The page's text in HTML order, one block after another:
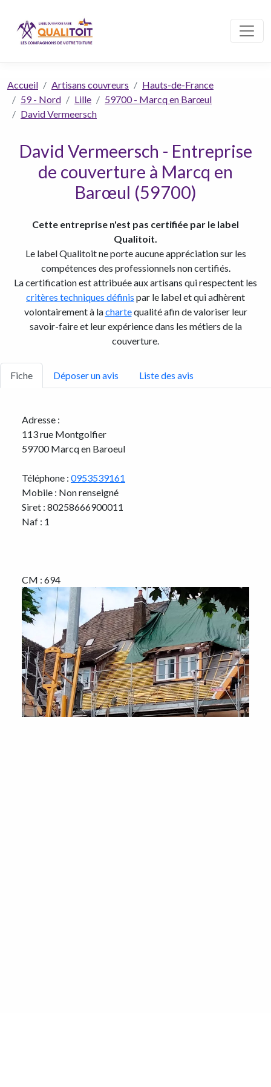
Accueil Artisans couvreurs
Hauts-de-France
59 - Nord
Lille
59700 - Marcq en Barœul
David Vermeersch
David Vermeersch - Entreprise
de couverture à Marcq en
Barœul (59700)
Cette entreprise n'est pas certifiée par le label
Qualitoit.
Le label Qualitoit ne porte aucune appréciation sur les
compétences des professionnels non certifiés.
La certification est attribuée aux artisans qui respectent les
critères techniques définis par le label et qui adhèrent
volontairement à lachartequalité afin de valoriser leur
savoir-faire et leur expérience dans les métiers de la
couverture.
Fiche Déposer un avis Liste des avis
Adresse :
113 rue Montgolfier
59700 Marcq en Baroeul
Téléphone : 0953539161
Mobile : Non renseigné
Siret : 80258666900011
Naf : 1
CM : 694